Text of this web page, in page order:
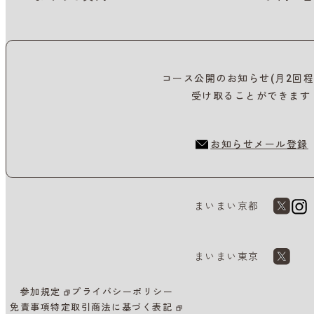
コース公開のお知らせ(月2回
受け取ることができます
お知らせメール登録
まいまい京都
まいまい東京
参加規定
プライバシーポリシー
免責事項特定取引商法に基づく表記